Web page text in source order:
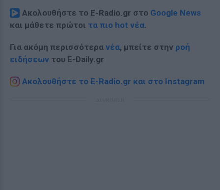
Ακολουθήστε το E-Radio.gr στο Google News
και μάθετε πρώτοι τα πιο hot νέα.
Για ακόμη περισσότερα νέα, μπείτε στην ροή
ειδήσεων του E-Daily.gr
Ακολουθήστε το E-Radio.gr και στο Instagram